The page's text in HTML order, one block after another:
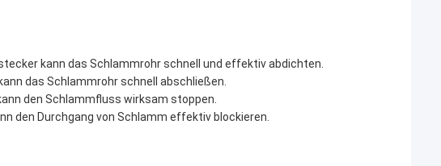
kann das Schlammrohr schnell und effektiv abdichten.
das Schlammrohr schnell abschließen.
den Schlammfluss wirksam stoppen.
den Durchgang von Schlamm effektiv blockieren.